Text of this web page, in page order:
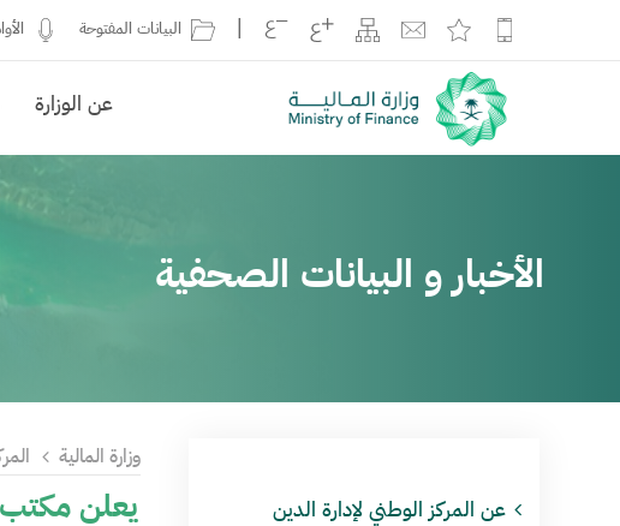
البيانات المفتوحة
عن الوزارة
الأخبار و البيانات الصحفية
عن المركز الوطني لإدارة الدين
وزارة المالية
يعلن مكتب